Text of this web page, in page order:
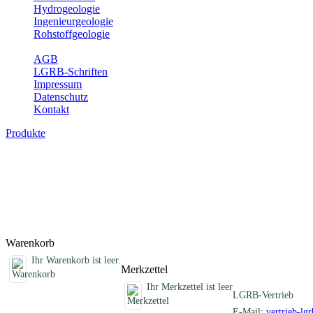
Hydrogeologie
Ingenieurgeologie
Rohstoffgeologie
AGB
LGRB-Schriften
Impressum
Datenschutz
Kontakt
Produkte
Warenkorb
Ihr Warenkorb ist leer.
Merkzettel
Ihr Merkzettel ist leer
LGRB-Vertrieb